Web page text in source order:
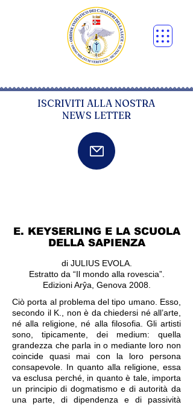
ISCRIVITI ALLA NOSTRA
NEWS LETTER
E. KEYSERLING E LA SCUOLA
DELLA SAPIENZA
di JULIUS EVOLA.
Estratto da “Il mondo alla rovescia”.
Edizioni Arŷa, Genova 2008.
Ciò porta al problema del tipo umano. Esso,
secondo il K., non è da chiedersi né all’arte,
né alla religione, né alla filosofia. Gli artisti
sono, tipicamente, dei medium: quella
grandezza che parla in o mediante loro non
coincide quasi mai con la loro persona
consapevole. In quanto alla religione, essa
va esclusa perché, in quanto è tale, importa
un principio di dogmatismo e di autorità da
una parte, di dipendenza e di passività